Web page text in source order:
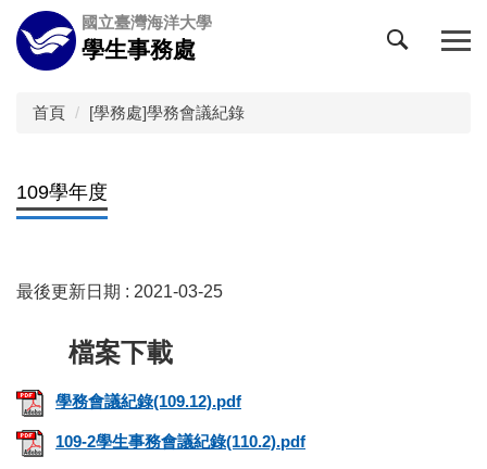
跳
到
主
國立臺灣海洋大學
學生事務處
首頁 [學務處]學務會議紀錄
109學年度
最後更新日期 : 2021-03-25
學務會議紀錄(109.12).pdf
109-2學生事務會議紀錄(110.2).pdf